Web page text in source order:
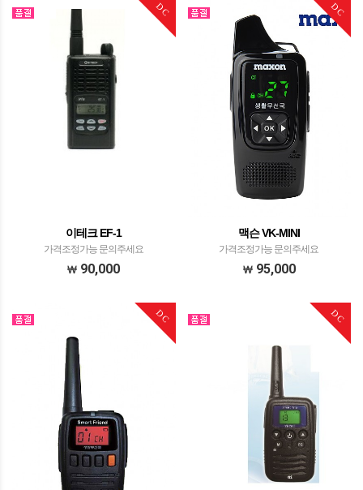
DC
이테크 EF-1
가격조정가능 문의주세요
90,000
DC
맥슨 VK-MINI
가격조정가능 문의주세요
95,000
DC DC